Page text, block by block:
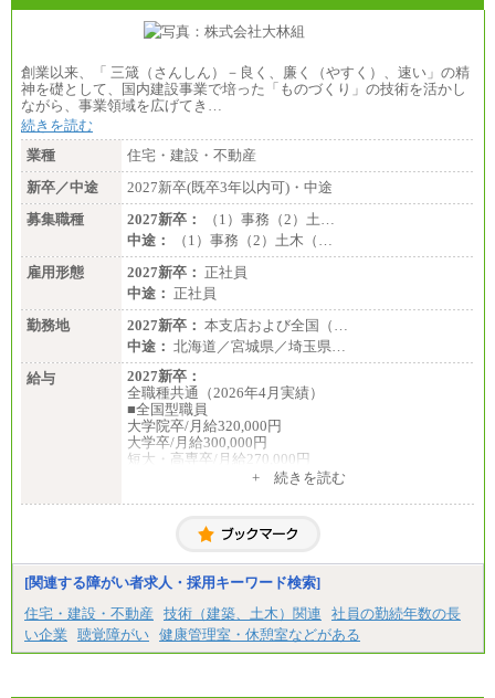
創業以来、「 三箴（さんしん）－良く、廉く（やすく）、速い」の精
神を礎として、国内建設事業で培った「ものづくり」の技術を活かし
ながら、事業領域を広げてき…
続きを読む
業種
住宅・建設・不動産
新卒／中途
2027新卒(既卒3年以内可)・中途
募集職種
2027新卒：
（1）事務（2）土…
中途：
（1）事務（2）土木（…
雇用形態
2027新卒： 正社員
中途： 正社員
勤務地
2027新卒： 本支店および全国（…
中途： 北海道／宮城県／埼玉県…
給与
2027新卒：
全職種共通（2026年4月実績）
■全国型職員
大学院卒/月給320,000円
大学卒/月給300,000円
短大・高専卒/月給270,000円
大学院卒/月給256,000円～288,000円
大学卒/月給240,000円～270,000円
短大・高専卒/月給216,000円～243,000円
■特定職員※
大学院卒/月給234,000円～263,000円
大学卒/月給219,000円～246,000円
短大・高専卒/月給197,000円～222,000円
※拠点型職員、特定職員の給与は、生活の拠点が定
+ 続きを読む
[関連する障がい者求人・採用キーワード検索]
住宅・建設・不動産
技術（建築、土木）関連
社員の勤続年数の長
い企業
聴覚障がい 健康管理室・休憩室などがある